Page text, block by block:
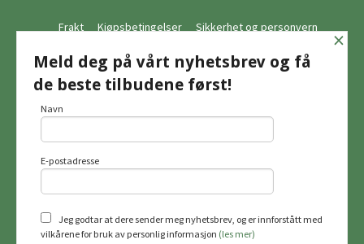
Frakt Kjøpsbetingelser Sikkerhet og personvern
Nyhetsbrev
© Hagemo Jakt og Friluft AS
Vår nettbutikk bruker cookies slik at du
hovedsaklig til å lagre
innloggingsdetaljer og huske hva du
×
Meld deg på vårt nyhetsbrev og få
de beste tilbudene først!
Navn
E-postadresse
Jeg godtar at dere sender meg nyhetsbrev, og er innforstått med
vilkårene for bruk av personlig informasjon (les mer)